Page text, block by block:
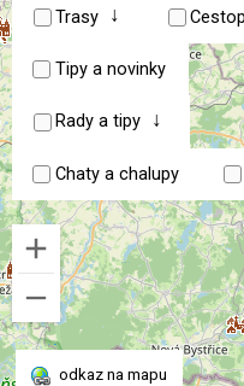
MOJE
Trasy ↓
Tipy a novinky
Rady a tipy ↓
Chaty a chalupy
odkaz na mapu